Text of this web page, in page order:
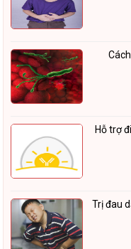
Hỗ trợ
Trị đau